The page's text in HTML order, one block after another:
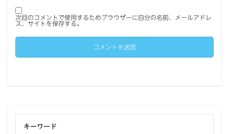
次回のコメントで使用するためブラウザーに自分の名前、メールアドレ
ス、サイトを保存する。
キーワード